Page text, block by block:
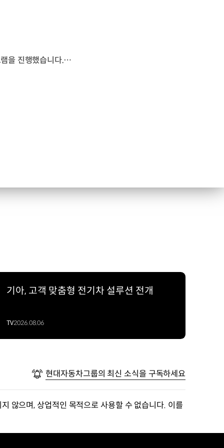
기아가 장애인의 날을 맞아, ‘더 기아 PV5 WAV’와 연계한 참여형 프로그램을 진행했습니다. 지난 18일에 열린 포용형 문화축제 ‘2026 선 넘는 페스티벌’에서는 ‘경계 없는 이동 경험’을 주제로 단독 부스를 마련해 휠체어 이용자 이동에 특화된 PV5 WAV를 전시하고 탑승 체험 기회를 제공했습니다. 장애인의 날인 지난 20일에는 평택 ‘PBV 익스피리언스 센터’에서 유튜버 ‘굴러라 구르님’과 휠체어 꾸미기 이벤트를 진행했는데요. ‘PV5 WAV’ 시승 프로그램을 운영해 탑승부터 동승, 주행까지 전 과정을 직접 체험해 큰 호응을 얻었습니다. 기아는 앞으로도 PV5 WAV를 통해 모든 이용자에게 보다 자유롭고 평등한 이동 경험을 제공할 예정입니다.
기아, 고객 맞춤형 전기차 설루션 전개
TV2026.08.06
현대자동차그룹의 최신 소식을 구독하세요
않으며, 상업적인 목적으로 사용할 수 없습니다. 이를